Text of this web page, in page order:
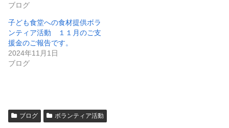
ブログ
子ども食堂への食材提供ボラ
ンティア活動 １１月のご支
援金のご報告です。
2024年11月1日
ブログ
ブログ ボランティア活動